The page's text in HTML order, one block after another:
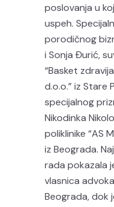
poslovanja u
uspeh.
porodičnog
i Sonja Đurić,
“Basket
d.o.o.” iz Stare
specijalnog
Nikodinka
poliklinike “AS
iz Beograda.
rada pokazala
vlasnica
Beograda, dok